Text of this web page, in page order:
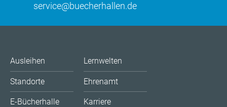
service@buecherhallen.de
Ausleihen
Standorte
E-Bücherhalle
Lernwelten
Ehrenamt
Karriere